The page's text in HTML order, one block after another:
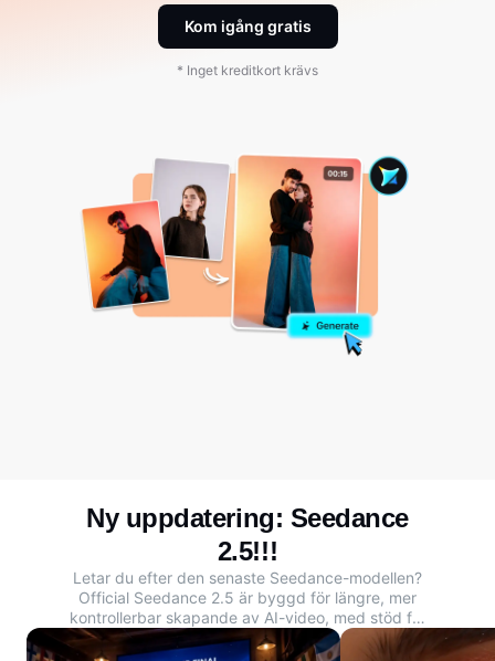
Kom igång gratis
* Inget kreditkort krävs
Ny uppdatering: Seedance
2.5!!!
Letar du efter den senaste Seedance-modellen?
Official Seedance 2.5 är byggd för längre, mer
kontrollerbar skapande av AI-video, med stöd för
upp till 30 sekunders kontinuerliga scener, rikare
multimodala referenser och mer exakta